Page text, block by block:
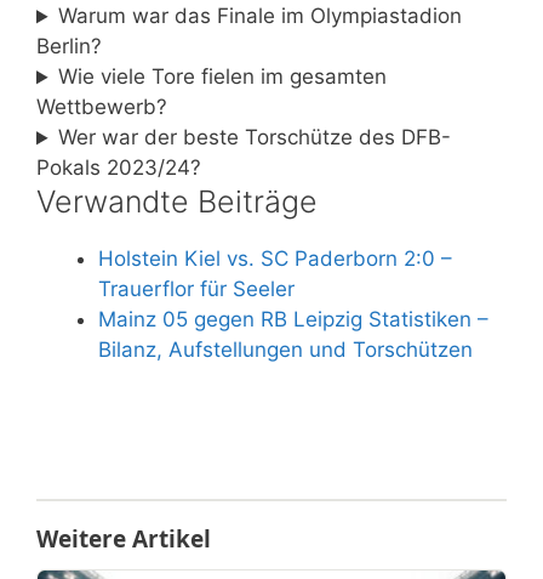
Warum war das Finale im Olympiastadion
Berlin?
Wie viele Tore fielen im gesamten
Wettbewerb?
Wer war der beste Torschütze des DFB-
Pokals 2023/24?
Verwandte Beiträge
Holstein Kiel vs. SC Paderborn 2:0 –
Trauerflor für Seeler
Mainz 05 gegen RB Leipzig Statistiken –
Bilanz, Aufstellungen und Torschützen
Weitere Artikel